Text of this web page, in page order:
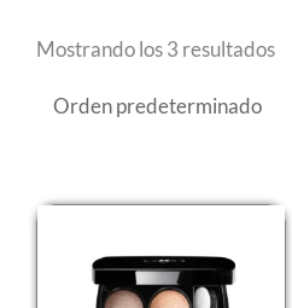
Mostrando los 3 resultados